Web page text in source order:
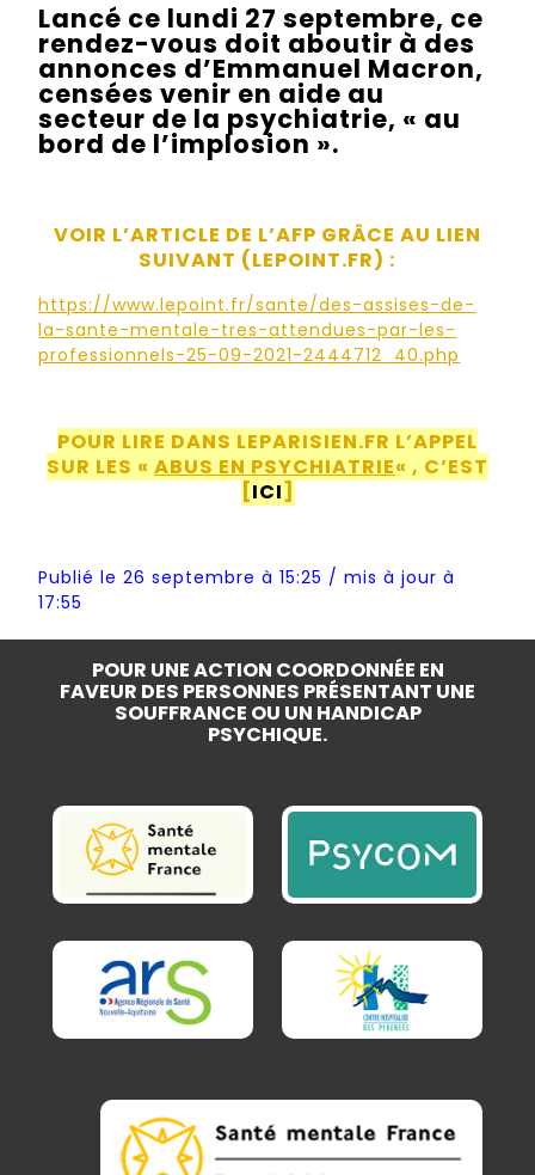
Lancé ce lundi 27 septembre, ce
rendez-vous doit aboutir à des
annonces d’Emmanuel Macron,
censées venir en aide au
secteur de la psychiatrie, « au
bord de l’implosion ».
VOIR L’ARTICLE DE L’AFP GRÂCE AU LIEN
SUIVANT (LEPOINT.FR) :
https://www.lepoint.fr/sante/des-assises-de-
la-sante-mentale-tres-attendues-par-les-
professionnels-25-09-2021-2444712_40.php
POUR LIRE DANS LEPARISIEN.FR L’APPEL
SUR LES « ABUS EN PSYCHIATRIE« , C’EST
[ICI]
Publié le 26 septembre à 15:25 / mis à jour à
17:55
POUR UNE ACTION COORDONNÉE EN
FAVEUR DES PERSONNES PRÉSENTANT UNE
SOUFFRANCE OU UN HANDICAP
PSYCHIQUE.